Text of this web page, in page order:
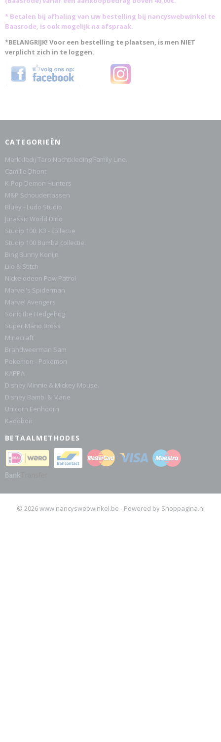
* Betalen bij afhaling van uw bestelling bij nancyswebwinkel te
Baasrode, is ook mogelijk na afspraak.
*BELANGRIJK! Voor een bestelling te plaatsen, is men NIET
verplicht zich in te loggen.
CATEGORIEËN
Merkkledij Taro Nachtkleding Family Line.
Camille Dhont
K-Pop Demon Hunters
M&P Schoudertassen
Bluey - Ludo Studio
Jurassic World Dino
Studio 100: K3 - collectie
Studio 100 Bumba collectie.
Bing Bunny Konijn
Lilo & Stitch
Nickelodeon Paw Patrol
Marvel's Spiderman
Marvel Avengers
Sonic the Hedgehog
Super Mario Bross
Minecraft
Brandweerman Sam
Pokemon - Pokémon
KAPPA
Disney Minnie & Mickey Mouse.
Disney Bambi & Marie
Unicorn Eenhoorn
Kadobon
BETAALMETHODES
© 2026 www.nancyswebwinkel.be - Powered by Shoppagina.nl